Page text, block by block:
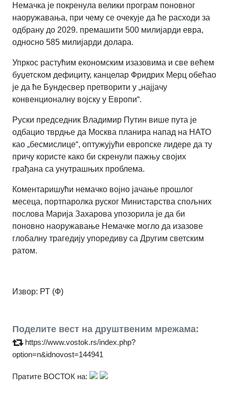
Немачка је покренула велики програм поновног
наоружавања, при чему се очекује да ће расходи за
одбрану до 2029. премашити 500 милијарди евра,
односно 585 милијарди долара.
Упркос растућим економским изазовима и све већем
буџетском дефициту, канцелар Фридрих Мерц обећао
је да ће Бундесвер претворити у „најјачу
конвенционалну војску у Европи“.
Руски председник Владимир Путин више пута је
одбацио тврдње да Москва планира напад на НАТО
као „бесмислице“, оптужујући европске лидере да ту
причу користе како би скренули пажњу својих
грађана са унутрашњих проблема.
Коментаришући немачко војно јачање прошлог
месеца, портпаролка руског Министарства спољних
послова Марија Захарова упозорила је да би
поновно наоружавање Немачке могло да изазове
глобалну трагедију упоредиву са Другим светским
ратом.
Извор: РТ (Ф)
Поделите вест на друштвеним мрежама:
https://www.vostok.rs/index.php?
option=n&idnovost=144941
Пратите ВОСТОК на: